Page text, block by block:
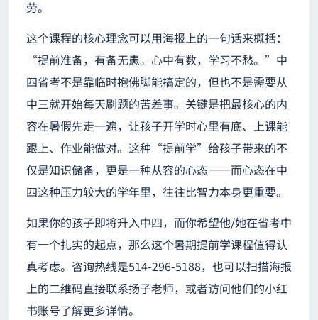
劳。
这个课程的核心理念可以用海报上的一句话来概括：
“提前准备，有备无患。心中有数，学习不愁。”中
四省考不是靠临时抱佛脚能搞定的，但也不是需要从
中三就开始每天刷题的苦差事。关键是把最核心的内
容在暑假先走一遍，让孩子开学时心里有底、上课能
跟上、作业能做对。这种“提前学”给孩子带来的不
仅是知识储备，更是一种从容的心态——而心态在中
四这种压力较大的学年里，往往比智力本身更重要。
如果你的孩子即将升入中四，而你希望他/她在省考中
有一个扎实的起点，那么这个暑期提前学课程值得认
真考虑。咨询热线是514-296-5188，也可以扫描海报
上的二维码直接联系扬子老师，或者访问他们的小红
书账号了解更多详情。